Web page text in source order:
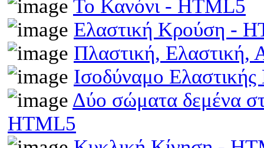
Το Κανόνι - HTML5
Ελαστική Κρούση -
Πλαστική,
Ισοδύναμο
Δύο σώματα δεμένα
HTML5